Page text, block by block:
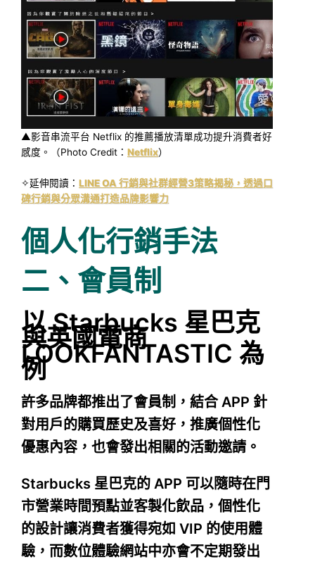
▲影音串流平台 Netflix 的推薦播放清單成功提升消費者好
感度。（Photo Credit： Netflix）
✧延伸閱讀： LINE OA 行銷與社群經營3策略揭秘，透過口
碑行銷與分眾溝通打造品牌影響力
個人化行銷手法
二、會員制
以 Starbucks 星巴克
與英國電商
LOOKFANTASTIC 為
例
許多品牌都推出了會員制，結合 APP 針
對用戶的購買歷史及喜好，推廣個性化
優惠內容，也會發出相關的活動邀請。
Starbucks 星巴克的 APP 可以隨時在門
市營業時間預點並客製化飲品，個性化
的設計讓消費者獲得宛如 VIP 的使用體
驗，而數位體驗網站中亦會不定期發出